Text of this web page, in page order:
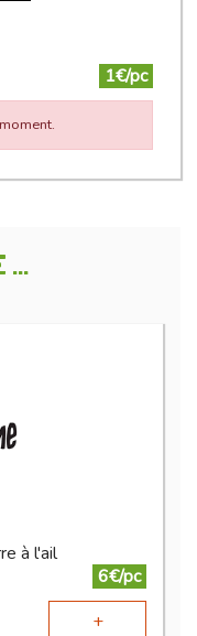
1€/pc
...
à l'ail
6€/pc
+